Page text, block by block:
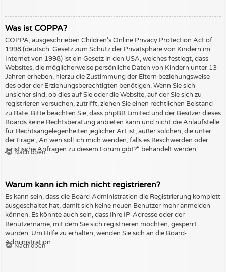
Was ist COPPA?
COPPA, ausgeschrieben Children’s Online Privacy Protection Act of
1998 (deutsch: Gesetz zum Schutz der Privatsphäre von Kindern im
Internet von 1998) ist ein Gesetz in den USA, welches festlegt, dass
Websites, die möglicherweise persönliche Daten von Kindern unter 13
Jahren erheben, hierzu die Zustimmung der Eltern beziehungsweise
des oder der Erziehungsberechtigten benötigen. Wenn Sie sich
unsicher sind, ob dies auf Sie oder die Website, auf der Sie sich zu
registrieren versuchen, zutrifft, ziehen Sie einen rechtlichen Beistand
zu Rate. Bitte beachten Sie, dass phpBB Limited und der Besitzer dieses
Boards keine Rechtsberatung anbieten kann und nicht die Anlaufstelle
für Rechtsangelegenheiten jeglicher Art ist; außer solchen, die unter
der Frage „An wen soll ich mich wenden, falls es Beschwerden oder
juristische Anfragen zu diesem Forum gibt?“ behandelt werden.
Nach oben
Warum kann ich mich nicht registrieren?
Es kann sein, dass die Board-Administration die Registrierung komplett
ausgeschaltet hat, damit sich keine neuen Benutzer mehr anmelden
können. Es könnte auch sein, dass Ihre IP-Adresse oder der
Benutzername, mit dem Sie sich registrieren möchten, gesperrt
wurden. Um Hilfe zu erhalten, wenden Sie sich an die Board-
Administration.
Nach oben